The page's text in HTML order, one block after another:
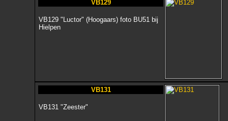
VB129
VB129 "Luctor" (Hoogaars) foto BU51 bij
Hielpen
VB131
VB131 "Zeester"